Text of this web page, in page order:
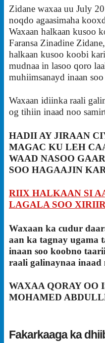
Zidane waxaa uu July
noqdo agaasimaha
Waxaan halkaan kusoo
Faransa Zinadine
halkaan kusoo koobi
mudnaa in lasoo qoro
muhiimsanayd inaan soo
Waxaan idiinka raali
og tihiin inaad noo
HADII AY JIRAAN
MAGAC KU LEH
WAAD NASOO
SOO HAGAAJIN
RIIX HALKAAN SI
LAGALA SOO
Waxaan ka cudur
aan ka tagnay ugama
inaan soo koobno
raali galinaynaa inaad
WAXAA QORAY OO
MOHAMED
Fakarkaaga ka